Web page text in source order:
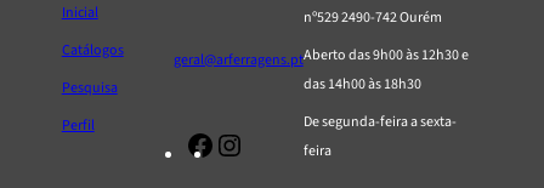
Inicial
Catálogos
Pesquisa
Perfil
geral@arferragens.pt
Facebook
nº529 2490-742 Ourém
Aberto das 9h00 às 12h30 e
das 14h00 às 18h30
De segunda-feira a sexta-
feira